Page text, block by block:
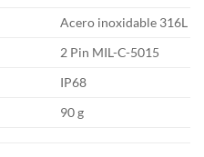
Acero inoxidable 316L
2 Pin MIL-C-5015
IP68
90 g